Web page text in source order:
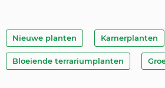
Nieuwe planten Kamerplanten
Bloeiende terrariumplanten